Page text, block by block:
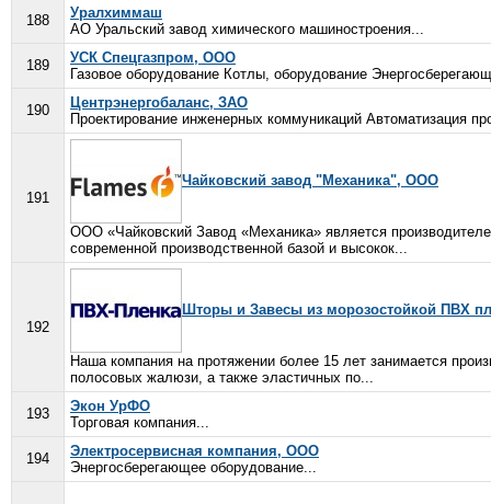
188
Уралхиммаш
АО Уральский завод химического машиностроения...
189
УСК Спецгазпром, ООО
Газовое оборудование Котлы, оборудование
190
Центрэнергобаланс, ЗАО
Проектирование инженерных коммуникаций Автоматизация
191
Чайковский завод "Механика", ООО
ООО «Чайковский Завод «Механика» является
современной производственной базой и высокок...
192
Шторы и Завесы из морозостойкой ПВХ
Наша компания на протяжении более 15 лет занимается
полосовых жалюзи, а также эластичных по...
193
Экон УрФО
Торговая компания...
194
Электросервисная компания, ООО
Энергосберегающее оборудование...